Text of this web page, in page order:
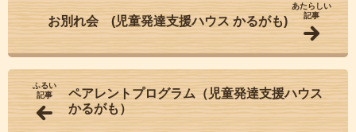
ふるい
記事
ペアレントプログラム（児童発達支援ハウス
かるがも）
あたらしい
記事
お別れ会 (児童発達支援ハウス かるがも)